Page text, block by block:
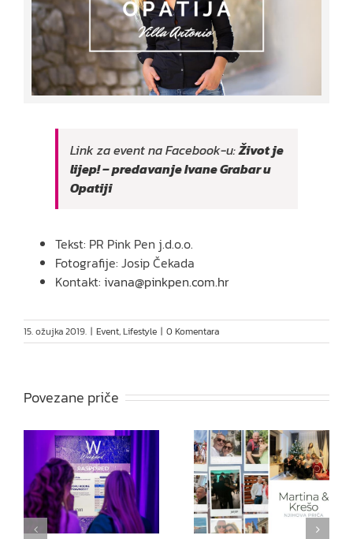
Link za event na Facebook-u:Život je
lijep! – predavanje Ivane Grabar u
Opatiji
Tekst: PR Pink Pen j.d.o.o.
Fotografije: Josip Čekada
Kontakt: ivana@pinkpen.com.hr
15. ožujka 2019. | Event,Lifestyle | 0 Komentara
Povezane priče